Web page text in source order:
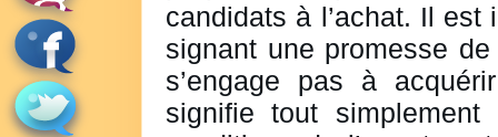
candidats à l’achat. Il est
signant une promesse
s’engage pas à
signifie tout simplement